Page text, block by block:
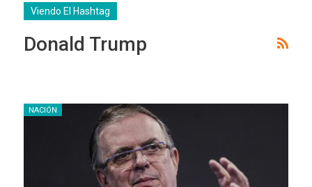
Viendo El Hashtag
Donald Trump
NACIÓN